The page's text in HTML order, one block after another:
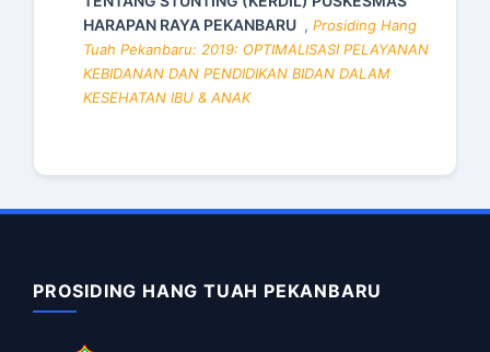
HARAPAN RAYA PEKANBARU , Prosiding Hang
Tuah Pekanbaru: 2019: OPTIMALISASI PELAYANAN
KEBIDANAN DAN PENDIDIKAN BIDAN DALAM
KESEHATAN IBU & ANAK
PROSIDING HANG TUAH PEKANBARU